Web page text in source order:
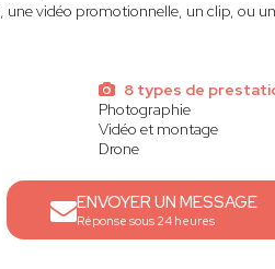
une vidéo promotionnelle, un clip, ou
8 types de
Photographie
Vidéo et montage
Drone
ENVOYER UN MESSAGE
Réponse sous 24 heures